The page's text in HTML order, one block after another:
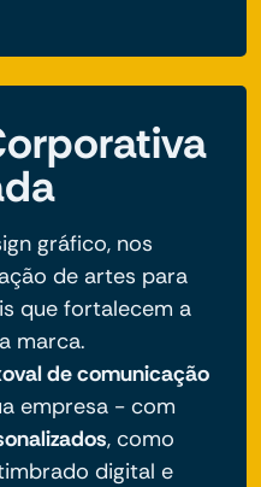
gráfico, nos
de artes para
que fortalecem a
marca.
de comunicação
empresa - com
, como
digital e